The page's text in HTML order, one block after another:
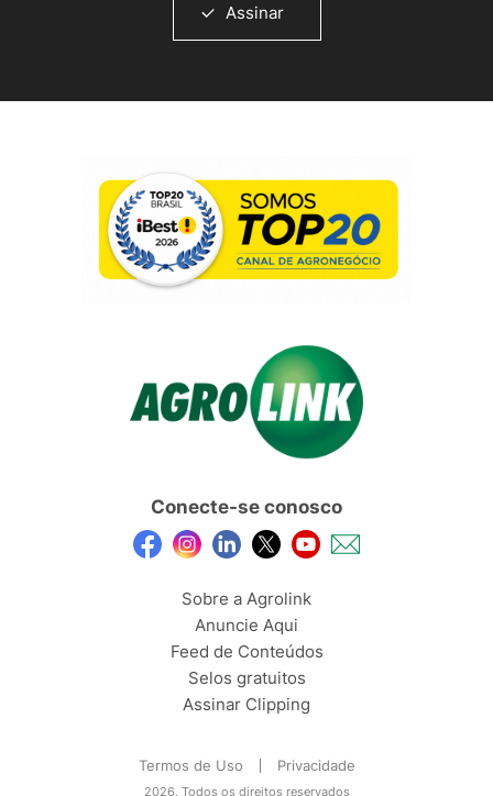
Assinar
Conecte-se conosco
Sobre a Agrolink
Anuncie Aqui
Feed de Conteúdos
Selos gratuitos
Assinar Clipping
Termos de Uso Privacidade
2026, Todos os direitos reservados